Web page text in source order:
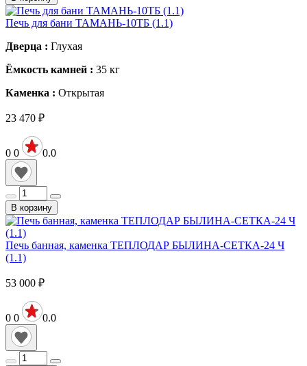
Печь для бани ТАМАНЬ-10ТБ (1.1)
Дверца : Глухая
Ёмкость камней : 35 кг
Каменка : Открытая
23 470 ₽
0 0 0.0
В корзину
Печь банная, каменка ТЕПЛОДАР БЫЛИНА-СЕТКА-24 Ч
(1.1)
53 000 ₽
0 0 0.0